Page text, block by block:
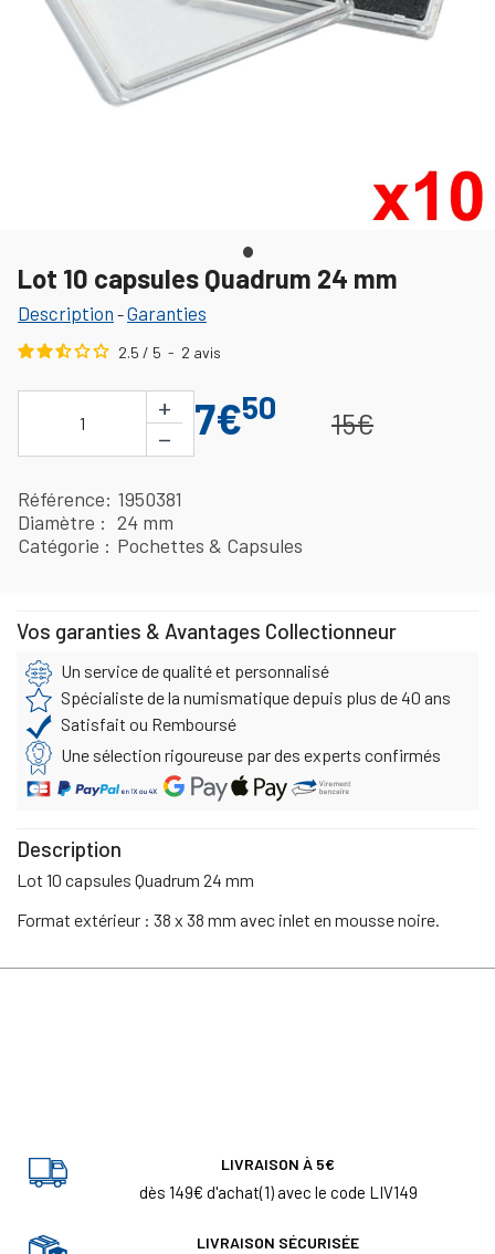
Lot 10 capsules Quadrum 24 mm
Description -Garanties
2.5 / 5 - 2 avis
1
+
−
7€50 15€
Référence 1950381
Diamètre
24 mm
Catégorie
Pochettes & Capsules
Vos garanties & Avantages Collectionneur
Un service de qualité et personnalisé
Spécialiste de la numismatique depuis plus de 40 ans
Satisfait ou Remboursé
Une sélection rigoureuse par des experts confirmés
Description
Lot 10 capsules Quadrum 24 mm
Format extérieur : 38 x 38 mm avec inlet en mousse noire.
LIVRAISON À 5€
dès 149€ d'achat(1) avec le code LIV149
LIVRAISON SÉCURISÉE